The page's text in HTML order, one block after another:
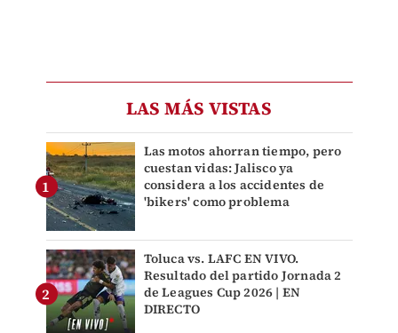
LAS MÁS VISTAS
Las motos ahorran tiempo, pero
cuestan vidas: Jalisco ya
considera a los accidentes de
'bikers' como problema
Toluca vs. LAFC EN VIVO.
Resultado del partido Jornada 2
de Leagues Cup 2026 | EN
DIRECTO